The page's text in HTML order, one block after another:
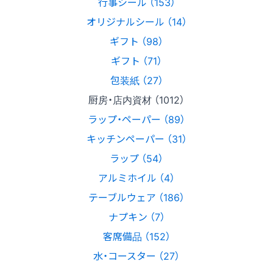
オリジナルシール （14）
ギフト （98）
ギフト （71）
包装紙 （27）
厨房・店内資材 （1012）
ラップ・ペーパー （89）
キッチンペーパー （31）
ラップ （54）
アルミホイル （4）
テーブルウェア （186）
ナプキン （7）
客席備品 （152）
水・コースター （27）